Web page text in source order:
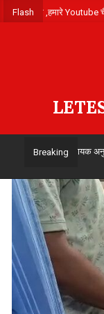
Skip
to
Flash
संपर्क करे ,हमारे
Breaking
कांग्रेस विधायक अनुपमा